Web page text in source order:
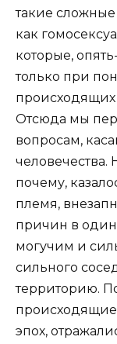
такие
как
которые,
только при
происходящих
Отсюда мы
вопро­сам,
почему,
племя,
причин в один
могучим и
сильного
территорию.
эпох,